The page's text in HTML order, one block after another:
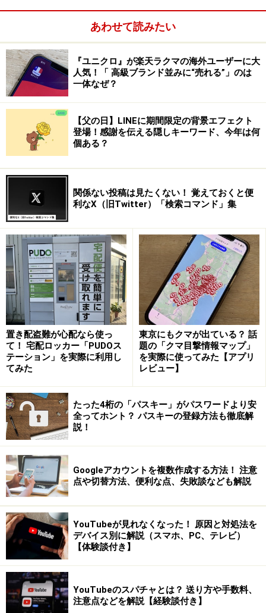
合いたい、情報を共有したいというニーズも高くなって
います。こうしたトピックを限定してかた、これまで
mixiを始め、Google+
（https://plus.google.com/communities?hl=ja）、
LINE（http://cafe.naver.jp/）などがそれぞれコミュニテ
ィを用意していましたが、mixiはサービスそのものが停
滞していますし、Google+のコミュニティも今ひとつ盛
り上がりをかいていますし、LINEのコミュニティである
cafeは2014年6月末でサービス終了が決まっています。
プラットフォームのコミュニティが盛り上がらない理由
ミュニティを運営するスキルを持つ人は少ないことにあ
ります。
例えば、LINE cafeでは、一ユーザーがコミュニティを作
っても、メンバーを何人か集め、投稿をいくつかしただ
けで満足してしまい、数日後にはコミュニティに対する
モチベーションを失い、管理人ですらそのコミュニティ
にアクセスしなくなってしまうという状況が見受けられ
ました。よって廃墟のようなコミュニティが量産されて
しまったのです。
オンラインのコミュニティを運営するには、特に立ち上
げ当初はユーザー同士の交流が活発になるように、管理
あわせて読みたい
『ユニクロ』が楽天ラクマの海外ユーザーに大
人気！「 高級ブランド並みに“売れる”」のは
一体なぜ？
【父の日】LINEに期間限定の背景エフェクト
登場！感謝を伝える隠しキーワード、今年は何
個ある？
関係ない投稿は見たくない！ 覚えておくと便
利なX（旧Twitter）「検索コマンド」集
置き配盗難が心配なら使っ
て！ 宅配ロッカー「PUDOス
テーション」を実際に利用し
てみた
東京にもクマが出ている？ 話
題の「クマ目撃情報マップ」
を実際に使ってみた【アプリ
レビュー】
たった4桁の「パスキー」がパスワードより安
全ってホント？ パスキーの登録方法も徹底解
説！
Googleアカウントを複数作成する方法！ 注意
点や切替方法、便利な点、失敗談なども解説
YouTubeが見れなくなった！ 原因と対処法を
デバイス別に解説（スマホ、PC、テレビ）
【体験談付き】
YouTubeのスパチャとは？ 送り方や手数料、
注意点などを解説【経験談付き】